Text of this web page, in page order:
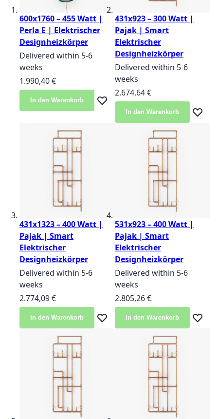
600x1760 – 455 Watt |
Perla E | Elektrischer
Designheizkörper
Delivered within 5-6
weeks
1.990,40 €
In den Warenkorb Zur Wunschliste hinzufügen
431x923 – 300 Watt |
Pajak | Smart
Elektrischer
Designheizkörper
Delivered within 5-6
weeks
2.674,64 €
In den Warenkorb Zur
431x1323 – 400 Watt |
Pajak | Smart
Elektrischer
Designheizkörper
Delivered within 5-6
weeks
2.774,09 €
In den Warenkorb Zur Wunschliste hinzufügen
531x923 – 400 Watt |
Pajak | Smart
Elektrischer
Designheizkörper
Delivered within 5-6
weeks
2.805,26 €
In den Warenkorb Zur